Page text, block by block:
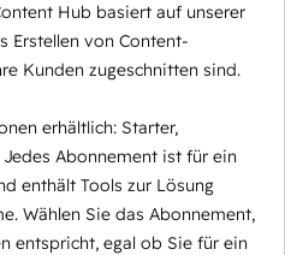
Hub basiert auf unserer
Erstellen von Content-
Kunden zugeschnitten sind.
erhältlich: Starter,
Abonnement ist für ein
enthält Tools zur Lösung
Wählen Sie das Abonnement,
entspricht, egal ob Sie für ein